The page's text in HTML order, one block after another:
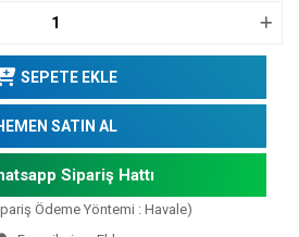
SEPETE EKLE
SATIN AL
Sipariş Hattı
Ödeme Yöntemi : Havale)